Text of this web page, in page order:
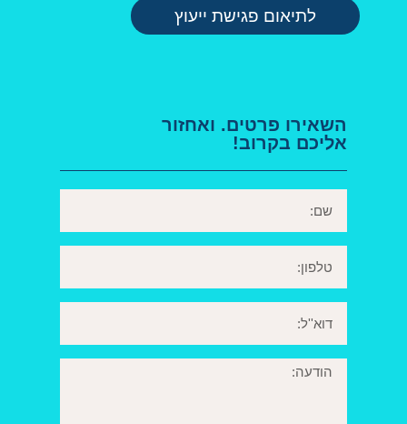
לתיאום פגישת ייעוץ
השאירו פרטים. ואחזור
אליכם בקרוב!